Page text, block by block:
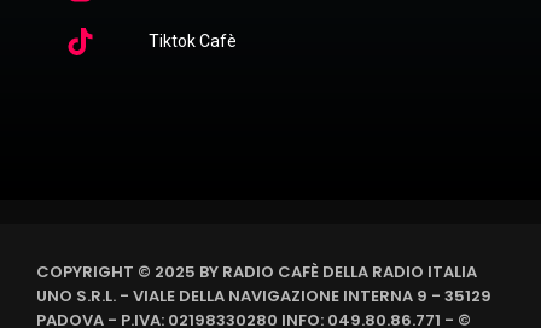
Tiktok Cafè
COPYRIGHT © 2025 BY RADIO CAFÈ DELLA RADIO ITALIA
UNO S.R.L. - VIALE DELLA NAVIGAZIONE INTERNA 9 - 35129
PADOVA - P.IVA: 02198330280 INFO: 049.80.86.771 - ©